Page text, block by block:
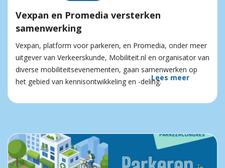
Vexpan en Promedia versterken
samenwerking
Vexpan, platform voor parkeren, en Promedia, onder meer
uitgever van Verkeerskunde, Mobiliteit.nl en organisator van
diverse mobiliteitsevenementen, gaan samenwerken op
het gebied van kennisontwikkeling en -deling.Lees meer